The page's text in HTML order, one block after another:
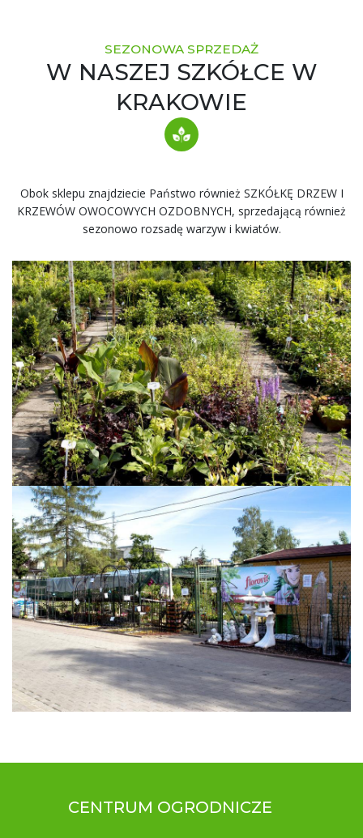
SEZONOWA SPRZEDAŻ
W NASZEJ SZKÓŁCE W
KRAKOWIE
Obok sklepu znajdziecie Państwo również SZKÓŁKĘ DRZEW I
KRZEWÓW OWOCOWYCH OZDOBNYCH, sprzedającą również
sezonowo rozsadę warzyw i kwiatów.
CENTRUM OGRODNICZE